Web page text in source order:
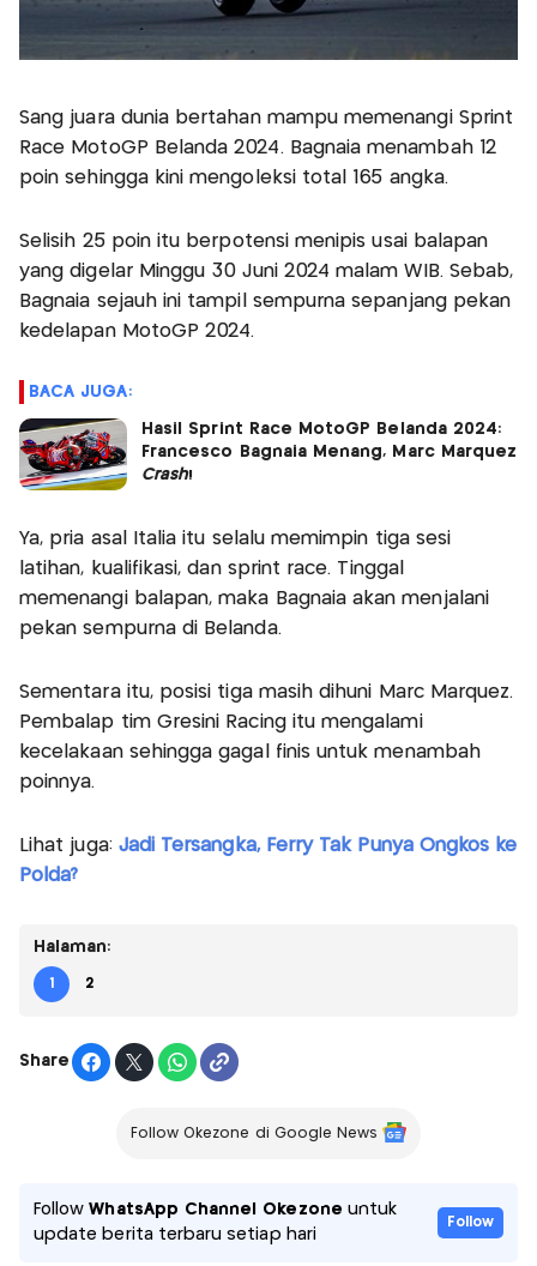
Sang juara dunia bertahan mampu memenangi Sprint
Race MotoGP Belanda 2024. Bagnaia menambah 12
poin sehingga kini mengoleksi total 165 angka.
Selisih 25 poin itu berpotensi menipis usai balapan
yang digelar Minggu 30 Juni 2024 malam WIB. Sebab,
Bagnaia sejauh ini tampil sempurna sepanjang pekan
kedelapan MotoGP 2024.
BACA JUGA:
Hasil Sprint Race MotoGP Belanda 2024:
Francesco Bagnaia Menang, Marc Marquez
Crash!
Ya, pria asal Italia itu selalu memimpin tiga sesi
latihan, kualifikasi, dan sprint race. Tinggal
memenangi balapan, maka Bagnaia akan menjalani
pekan sempurna di Belanda.
Sementara itu, posisi tiga masih dihuni Marc Marquez.
Pembalap tim Gresini Racing itu mengalami
kecelakaan sehingga gagal finis untuk menambah
poinnya.
Lihat juga: Jadi Tersangka, Ferry Tak Punya Ongkos ke
Polda?
Halaman:
1 2
Share
Follow Okezone di Google News
FollowWhatsApp Channel Okezone untuk
update berita terbaru setiap hari
Follow